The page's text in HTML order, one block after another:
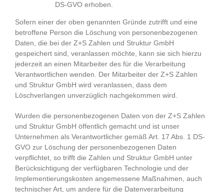
DS-GVO erhoben.
Sofern einer der oben genannten Gründe zutrifft und eine
betroffene Person die Löschung von personenbezogenen
Daten, die bei der Z+S Zahlen und Struktur GmbH
gespeichert sind, veranlassen möchte, kann sie sich hierzu
jederzeit an einen Mitarbeiter des für die Verarbeitung
Verantwortlichen wenden. Der Mitarbeiter der Z+S Zahlen
und Struktur GmbH wird veranlassen, dass dem
Löschverlangen unverzüglich nachgekommen wird.
Wurden die personenbezogenen Daten von der Z+S Zahlen
und Struktur GmbH öffentlich gemacht und ist unser
Unternehmen als Verantwortlicher gemäß Art. 17 Abs. 1 DS-
GVO zur Löschung der personenbezogenen Daten
verpflichtet, so trifft die Zahlen und Struktur GmbH unter
Berücksichtigung der verfügbaren Technologie und der
Implementierungskosten angemessene Maßnahmen, auch
technischer Art, um andere für die Datenverarbeitung